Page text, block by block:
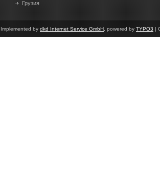
Грузия
Implemented by dkd Internet Service GmbH , powered by TYPO3 |